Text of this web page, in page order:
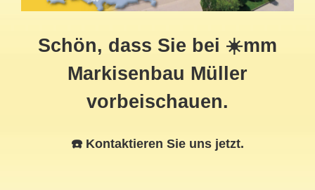
Schön, dass Sie bei ☀️mm
Markisenbau Müller
vorbeischauen.
☎️ Kontaktieren Sie uns jetzt.